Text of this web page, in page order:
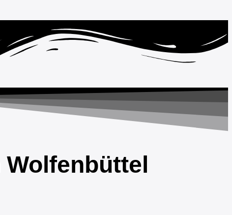
Wolfenbüttel